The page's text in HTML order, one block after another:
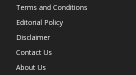
Terms and Conditions
Editorial Policy
Disclaimer
Contact Us
About Us